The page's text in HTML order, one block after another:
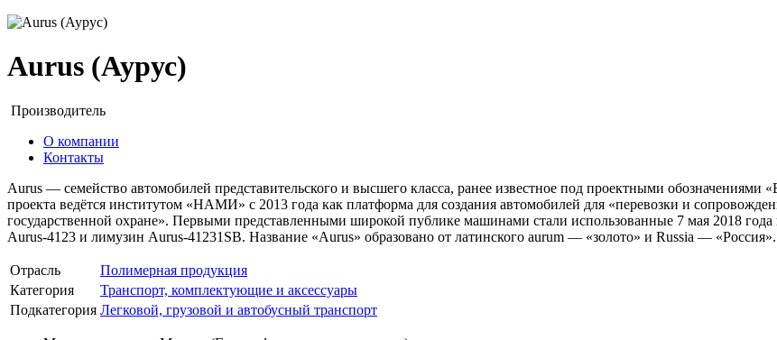
Aurus (Аурус)
Производитель
О компании
Контакты
Aurus — семейство автомобилей представительского и высшего класса, ранее известное под проектными обозначениями
проекта ведётся институтом «НАМИ» с 2013 года как платформа для создания автомобилей для «перевозки и
государственной охране». Первыми представленными широкой публике машинами стали использованные 7 мая 2018
Aurus-4123 и лимузин Aurus-41231SB. Название «Aurus» образовано от латинского aurum — «золото» и Russia — «Россия».
Отрасль
Полимерная продукция
Категория
Транспорт, комплектующие и аксессуары
Подкатегория Легковой, грузовой и автобусный транспорт